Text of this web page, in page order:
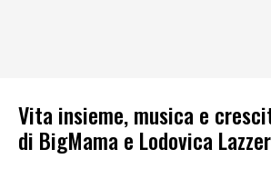
Vita insieme, musica e
di BigMama e Lodovica